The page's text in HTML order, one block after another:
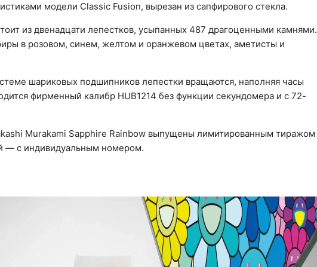
модели Classic Fusion, вырезан из сапфирового стекла.
из двенадцати лепестков, усыпанных 487 драгоценными камнями.
в розовом, синем, желтом и оранжевом цветах, аметисты и
шариковых подшипников лепестки вращаются, наполняя часы
фирменный калибр HUB1214 без функции секундомера и с 72-
Murakami Sapphire Rainbow выпущены лимитированным тиражом
— с индивидуальным номером.